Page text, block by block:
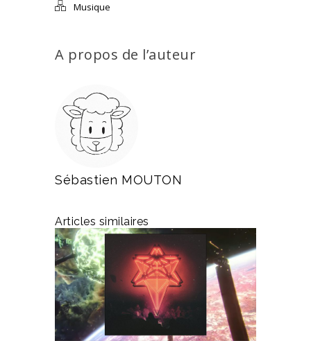
Musique
A propos de l’auteur
Sébastien MOUTON
Articles similaires